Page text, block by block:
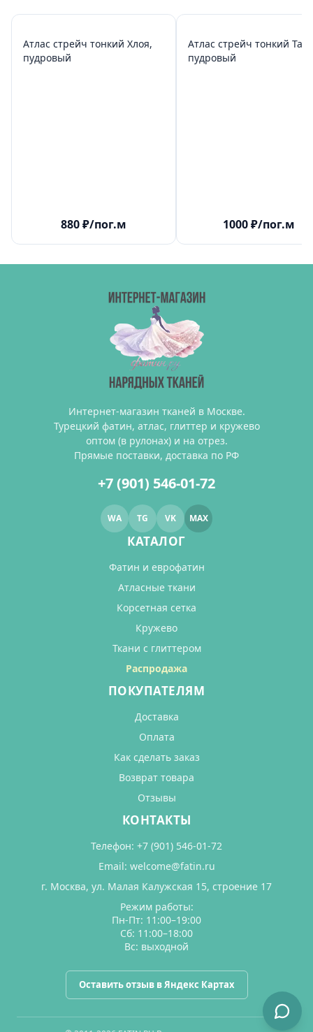
Атлас стрейч тонкий Хлоя,
пудровый
880₽/пог.м
Атлас стрейч тонкий
пудровый
1000₽/пог.м
Интернет-магазин тканей в Москве.
Турецкий фатин, атлас, глиттер и кружево
оптом (в рулонах) и на отрез.
Прямые поставки, доставка по РФ
+7 (901) 546-01-72
WA TG VK MAX
КАТАЛОГ
Фатин и еврофатин
Атласные ткани
Корсетная сетка
Кружево
Ткани с глиттером
Распродажа
ПОКУПАТЕЛЯМ
Доставка
Оплата
Как сделать заказ
Возврат товара
Отзывы
КОНТАКТЫ
Телефон: +7 (901) 546-01-72
Email: welcome@fatin.ru
г. Москва, ул. Малая Калужская 15, строение 17
Режим работы:
Пн-Пт: 11:00–19:00
Сб: 11:00–18:00
Вс: выходной
Оставить отзыв в Яндекс Картах